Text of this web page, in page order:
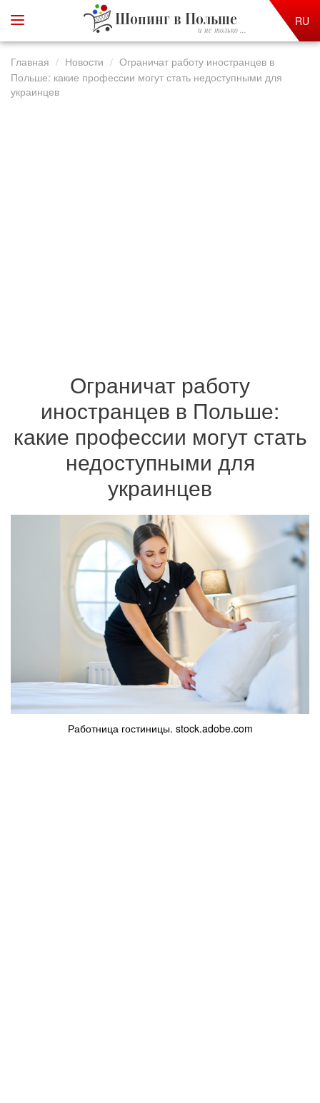
Шопинг в Польше
и не только ...
RU
Главная Новости
Ограничат работу иностранцев в
Польше: какие профессии могут стать недоступными для
украинцев
Ограничат работу
иностранцев в Польше:
какие профессии могут стать
недоступными для
украинцев
Работница гостиницы. stock.adobe.com